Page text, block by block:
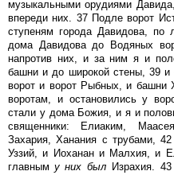
музыкальными орудиями
впереди них. 37 Подле ворот
ступеням города Давидова, по
дома Давидова до Водяных
напротив них, и за ним я и
башни и до широкой стены, 39
ворот и ворот Рыбных, и
воротам, и остановились у
стали у дома Божия, и я и
священники: Елиаким,
Захария, Ханания с трубами,
Уззий, и Иоханан и Малхия, и
главным у них был Израхия.